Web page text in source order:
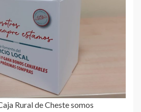
Rural de Cheste somos